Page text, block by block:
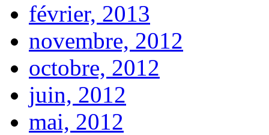
février, 2013
novembre, 2012
octobre, 2012
juin, 2012
mai, 2012